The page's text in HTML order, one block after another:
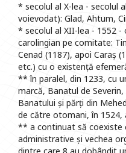
* secolul al X-lea - secolul
voievodat): Glad, Ahtum,
* secolul al XII-lea - 1552 -
carolingian pe comitate:
Cenad (1187), apoi Caraș
etc.) cu o existență
** în paralel, din 1233, cu
marcă, Banatul de
Banatului și părți din
de către otomani, în 1524,
** a continuat să coexiste
administrative și vechea